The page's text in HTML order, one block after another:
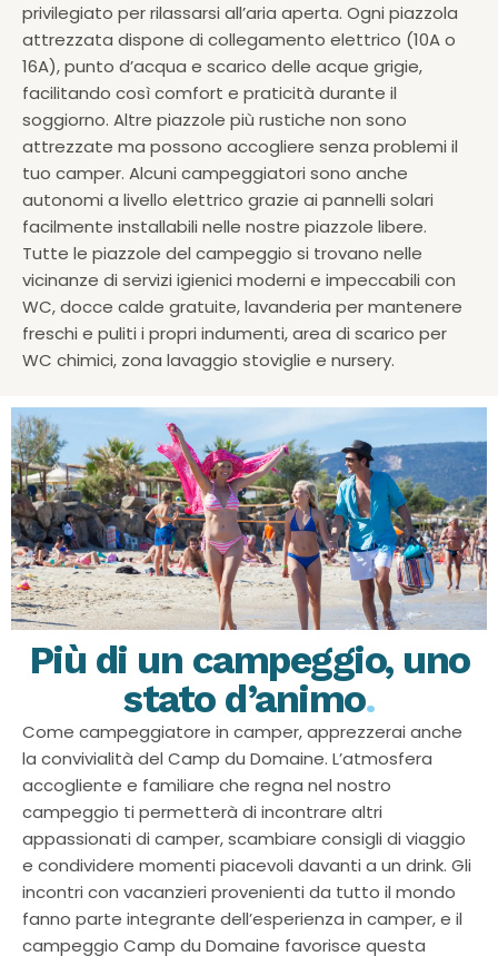
privilegiato per rilassarsi all’aria aperta. Ogni piazzola
attrezzata dispone di collegamento elettrico (10A o
16A), punto d’acqua e scarico delle acque grigie,
facilitando così comfort e praticità durante il
soggiorno. Altre piazzole più rustiche non sono
attrezzate ma possono accogliere senza problemi il
tuo camper. Alcuni campeggiatori sono anche
autonomi a livello elettrico grazie ai pannelli solari
facilmente installabili nelle nostre piazzole libere.
Tutte le piazzole del campeggio si trovano nelle
vicinanze di servizi igienici moderni e impeccabili con
WC, docce calde gratuite, lavanderia per mantenere
freschi e puliti i propri indumenti, area di scarico per
WC chimici, zona lavaggio stoviglie e nursery.
Più di un campeggio, uno
stato d’animo.
Come campeggiatore in camper, apprezzerai anche
la convivialità del Camp du Domaine. L’atmosfera
accogliente e familiare che regna nel nostro
campeggio ti permetterà di incontrare altri
appassionati di camper, scambiare consigli di viaggio
e condividere momenti piacevoli davanti a un drink. Gli
incontri con vacanzieri provenienti da tutto il mondo
fanno parte integrante dell’esperienza in camper, e il
campeggio Camp du Domaine favorisce questa